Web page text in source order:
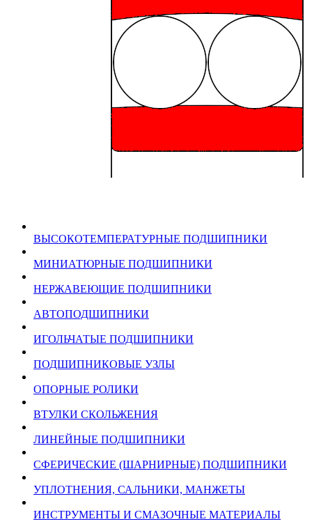
ВЫСОКОТЕМПЕРАТУРНЫЕ ПОДШИПНИКИ
МИНИАТЮРНЫЕ ПОДШИПНИКИ
НЕРЖАВЕЮЩИЕ ПОДШИПНИКИ
АВТОПОДШИПНИКИ
ИГОЛЬЧАТЫЕ ПОДШИПНИКИ
ПОДШИПНИКОВЫЕ УЗЛЫ
ОПОРНЫЕ РОЛИКИ
ВТУЛКИ СКОЛЬЖЕНИЯ
ЛИНЕЙНЫЕ ПОДШИПНИКИ
СФЕРИЧЕСКИЕ (ШАРНИРНЫЕ) ПОДШИПНИКИ
УПЛОТНЕНИЯ, САЛЬНИКИ, МАНЖЕТЫ
ИНСТРУМЕНТЫ И СМАЗОЧНЫЕ МАТЕРИАЛЫ